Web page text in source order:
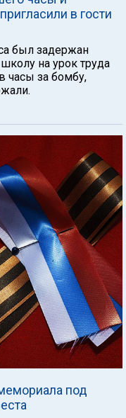
в гости
был задержан
на урок труда
часы за бомбу,
под